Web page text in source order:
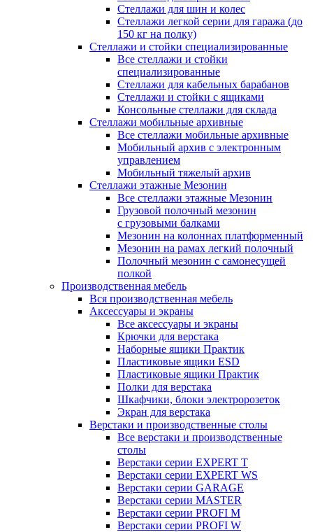
Стеллажи для шин и колес
Стеллажи легкой серии для гаража (до
150 кг на полку)
Стеллажи и стойки специализированные
Все стеллажи и стойки
специализированные
Стеллажи для кабельных барабанов
Стеллажи и стойки с ящиками
Консольные стеллажи для склада
Стеллажи мобильные архивные
Все стеллажи мобильные архивные
Мобильный архив с электронным
управлением
Мобильный тяжелый архив
Стеллажи этажные Мезонин
Все стеллажи этажные Мезонин
Грузовой полочный мезонин
с грузовыми балками
Мезонин на колоннах платформенный
Мезонин на рамах легкий полочный
Полочный мезонин с самонесущей
полкой
Производственная мебель
Вся производственная мебель
Аксессуары и экраны
Все аксессуары и экраны
Крючки для верстака
Наборные ящики Практик
Пластиковые ящики ESD
Пластиковые ящики Практик
Полки для верстака
Шкафчики, блоки электророзеток
Экран для верстака
Верстаки и производственные столы
Все верстаки и производственные
столы
Верстаки серии EXPERT T
Верстаки серии EXPERT WS
Верстаки серии GARAGE
Верстаки серии MASTER
Верстаки серии PROFI M
Верстаки серии PROFI W